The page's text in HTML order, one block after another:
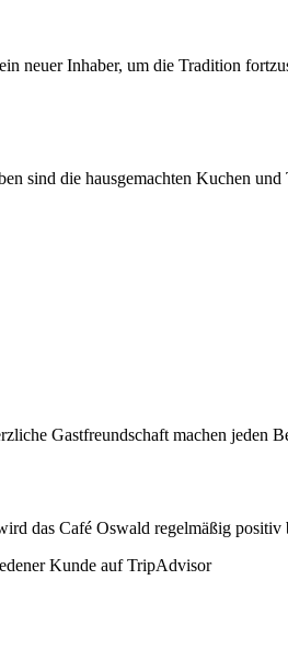
neuer Inhaber, um die Tradition
sind die hausgemachten Kuchen
Gastfreundschaft machen jeden
das Café Oswald regelmäßig positiv
Kunde auf TripAdvisor